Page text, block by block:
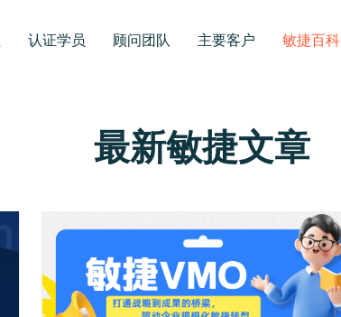
认证学员 顾问团队 主要客户 敏捷百科
最新敏捷文章